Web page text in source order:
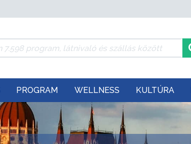
PROGRAM WELLNESS KULTÚRA